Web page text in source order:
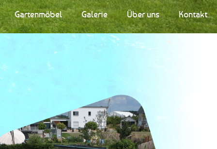
Gartenmöbel Galerie Über uns Kontakt